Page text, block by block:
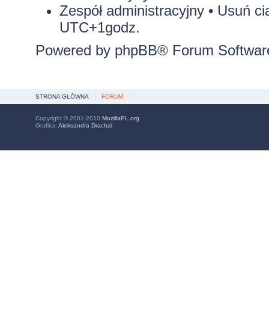
Zespół administracyjny• Usuń
UTC+1godz.
Powered by phpBB® Forum
STRONA GŁÓWNA FORUM
Copyright © 2001-2010 MozillaPL.org
Grafika: Aleksandra Drachal